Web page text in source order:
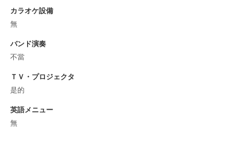
カラオケ設備
無
バンド演奏
不當
ＴＶ・プロジェクタ
是的
英語メニュー
無